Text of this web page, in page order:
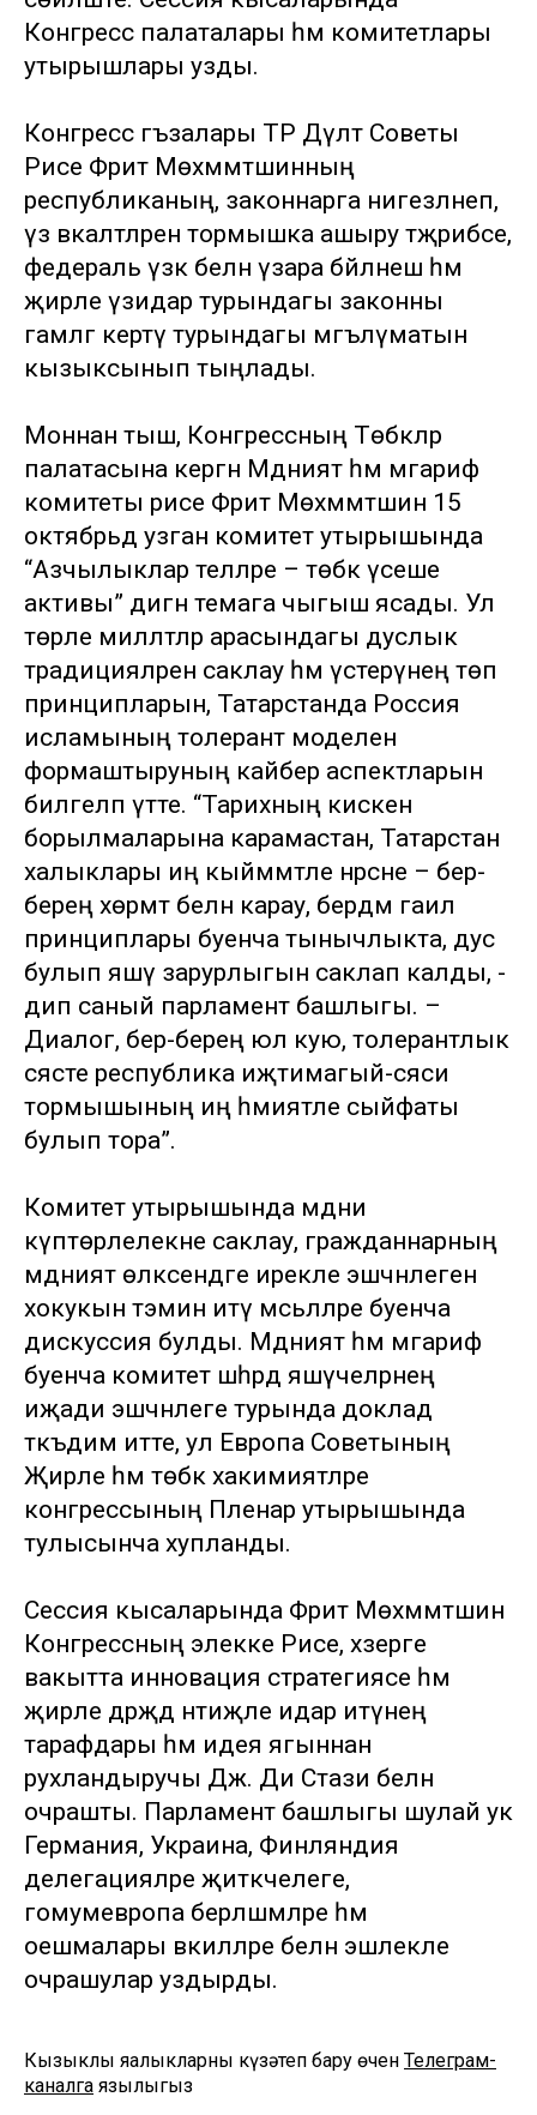
Конгресс палаталары һәм комитетлары
утырышлары узды.
Конгресс әгъзалары ТР Дәүләт Советы
Рәисе Фәрит Мөхәммәтшинның
республиканың, законнарга нигезләнеп,
үз вәкаләтләрен тормышка ашыру тәҗрибәсе,
федераль үзәк белән үзара бәйләнеш һәм
җирле үзидарә турындагы законны
гамәлгә кертү турындагы мәгълүматын
кызыксынып тыңлады.
Моннан тыш, Конгрессның Төбәкләр
палатасына кергән Мәдәният һәм мәгариф
комитеты рәисе Фәрит Мөхәммәтшин 15
октябрьдә узган комитет утырышында
“Азчылыклар телләре – төбәк үсеше
активы” дигән темага чыгыш ясады. Ул
төрле милләтләр арасындагы дуслык
традицияләрен саклау һәм үстерүнең төп
принципларын, Татарстанда Россия
исламының толерант моделен
формаштыруның кайбер аспектларын
билгеләп үтте. “Тарихның кискен
борылмаларына карамастан, Татарстан
халыклары иң кыйммәтле нәрсәне – бер-
береңә хөрмәт белән карау, бердәм гаилә
принциплары буенча тынычлыкта, дус
булып яшәү зарурлыгын саклап калды, -
дип саный парламент башлыгы. –
Диалог, бер-береңә юл кую, толерантлык
сәясәте республика иҗтимагый-сәяси
тормышының иң әһәмиятле сыйфаты
булып тора”.
Комитет утырышында мәдәни
күптөрлелекне саклау, гражданнарның
мәдәният өлкәсендәге ирекле эшчәнлегенә
хокукын тәэмин итү мәсьәләләре буенча
дискуссия булды. Мәдәният һәм мәгариф
буенча комитет шәһәрдә яшәүчеләрнең
иҗади эшчәнлеге турында доклад
тәкъдим итте, ул Европа Советының
Җирле һәм төбәк хакимиятләре
конгрессының Пленар утырышында
тулысынча хупланды.
Сессия кысаларында Фәрит Мөхәммәтшин
Конгрессның элекке Рәисе, хәзерге
вакытта инновация стратегиясе һәм
җирле дәрәҗәдә нәтиҗәле идарә итүнең
тарафдары һәм идея ягыннан
рухландыручы Дж. Ди Стази белән
очрашты. Парламент башлыгы шулай ук
Германия, Украина, Финляндия
делегацияләре җитәкчелеге,
гомумевропа берләшмәләре һәм
оешмалары вәкилләре белән эшлекле
очрашулар уздырды.
Кызыклы яңалыкларны күзәтеп бару өчен Телеграм-
каналга язылыгыз